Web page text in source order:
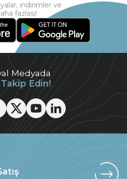
Medyada
Edin!
indirimler ve
fazlası!